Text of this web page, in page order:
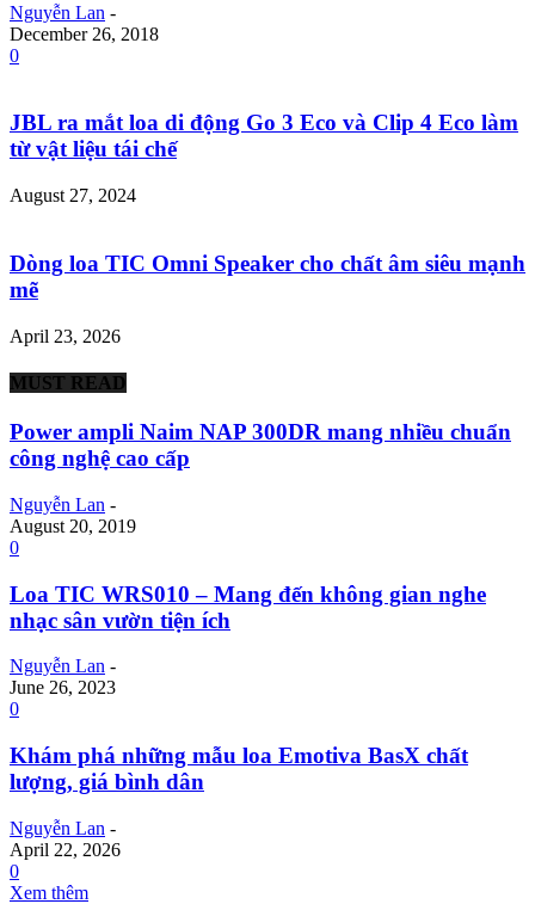
Nguyễn Lan -
December 26, 2018
0
JBL ra mắt loa di động Go 3 Eco và Clip 4 Eco làm
từ vật liệu tái chế
August 27, 2024
Dòng loa TIC Omni Speaker cho chất âm siêu mạnh
mẽ
April 23, 2026
MUST READ
Power ampli Naim NAP 300DR mang nhiều chuẩn
công nghệ cao cấp
Nguyễn Lan -
August 20, 2019
0
Loa TIC WRS010 – Mang đến không gian nghe
nhạc sân vườn tiện ích
Nguyễn Lan -
June 26, 2023
0
Khám phá những mẫu loa Emotiva BasX chất
lượng, giá bình dân
Nguyễn Lan -
April 22, 2026
0
Xem thêm